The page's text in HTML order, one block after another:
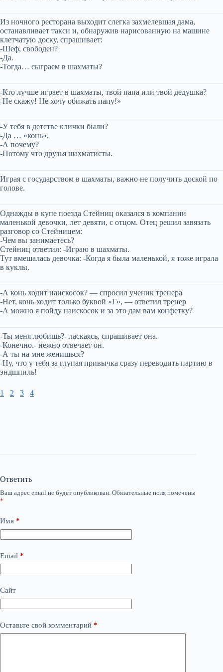
Из ночного ресторана выходит слегка захмелевшая дама,
останавливает такси и, обнаружив нарисованную на машине
клетчатую доску, спрашивает:
-Шеф, свободен?
-Да.
-Тогда… сыграем в шахматы?
-Кто лучше играет в шахматы, твой папа или твой дедушка?
-Не скажу! Не хочу обижать папу!»
-У тебя в детстве клички были?
-Да … «конь».
-А почему?
-Потому что друзья шахматисты.
Играя с государством в шахматы, важно не получить доской по
голове.
Однажды в купе поезда Стейниц оказался в компании
маленькой девочки, лет девяти, с отцом. Отец решил завязать
разговор со Стейницем:
-Чем вы занимаетесь?
Стейниц ответил: -Играю в шахматы.
Тут вмешалась девочка: -Когда я была маленькой, я тоже играла
в куклы.
-А конь ходит наискосок? — спросил ученик тренера
-Нет, конь ходит только буквой «Г», — ответил тренер
-А можно я пойду наискосок и за это дам вам конфетку?
-Ты меня любишь?- ласкаясь, спрашивает она.
-Конечно.- нежно отвечает он.
-А ты на мне женишься?
-Ну, что у тебя за глупая привычка сразу переводить партию в
эндшпиль!
1 2 3 4
Ответить
Ваш адрес email не будет опубликован. Обязательные поля помечены
*
Имя *
Email *
Сайт
Оставьте свой комментарий *